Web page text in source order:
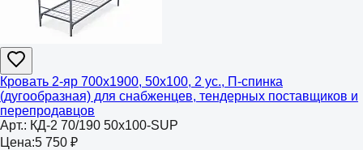
Кровать 2-яр 700х1900, 50х100, 2 ус., П-спинка
(дугообразная) для снабженцев, тендерных поставщиков и
перепродавцов
Арт.: КД-2 70/190 50х100-SUP
Цена:5 750 ₽